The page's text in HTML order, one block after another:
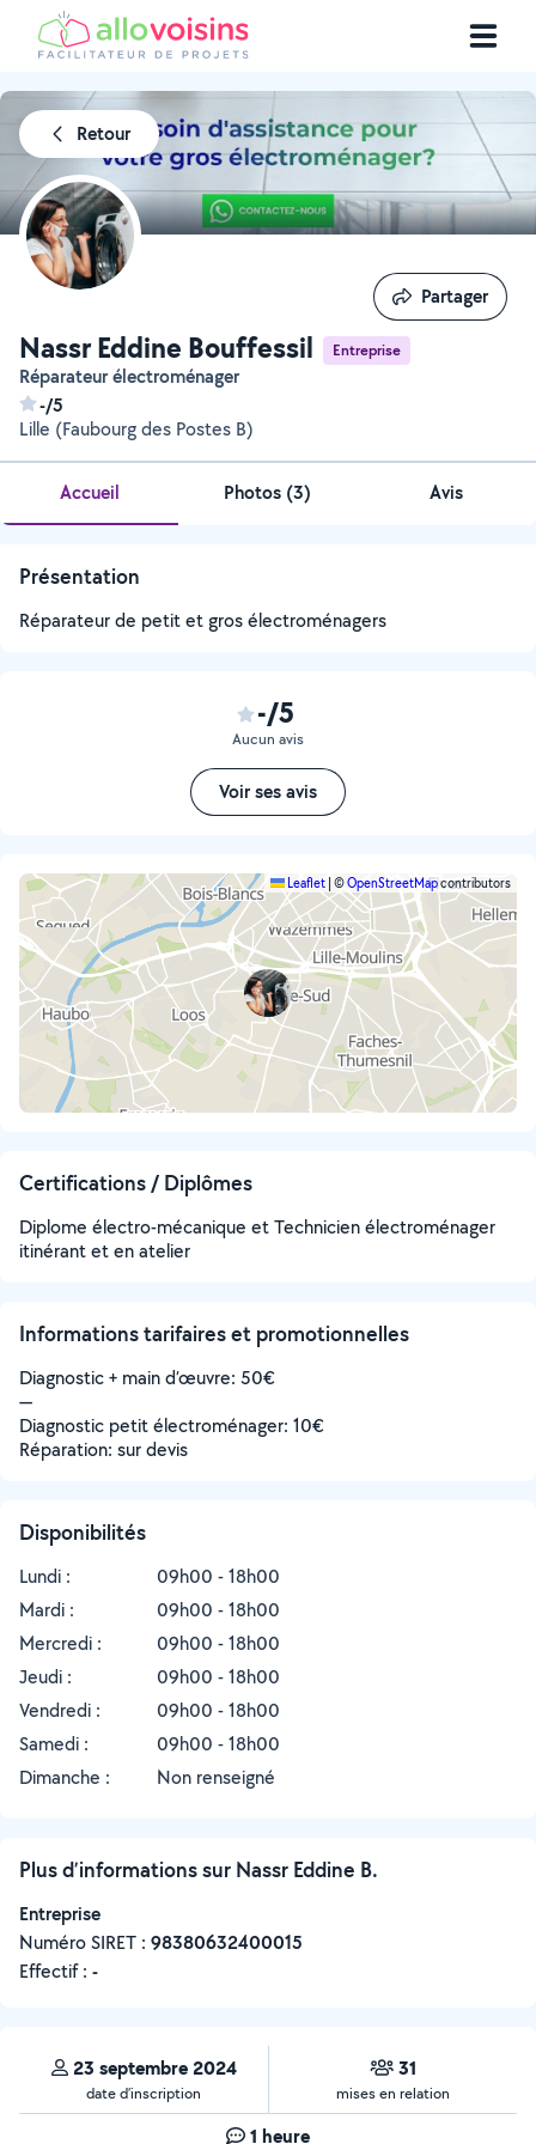
Retour
Nassr Eddine Bouffessil Entreprise
Réparateur électroménager
-/5
Lille (Faubourg des Postes B)
Partager
Partager
Accueil Photos (3) Avis
Présentation
Réparateur de petit et gros électroménagers
-/5
Aucun avis
Voir ses avis
Leaflet ©OpenStreetMapcontributors
Certifications / Diplômes
Diplome électro-mécanique et Technicien électroménager
itinérant et en atelier
Informations tarifaires et promotionnelles
Diagnostic + main d’œuvre: 50€
—
Diagnostic petit électroménager: 10€
Réparation: sur devis
Disponibilités
Lundi :
09h00 - 18h00
Mardi :
09h00 - 18h00
Mercredi :
09h00 - 18h00
Jeudi :
09h00 - 18h00
Vendredi :
09h00 - 18h00
Samedi :
09h00 - 18h00
Dimanche :
Non renseigné
Plus d’informations sur Nassr Eddine B.
Entreprise
Numéro SIRET : ‍98380632400015
Effectif : -
23 septembre 2024
date d’inscription
31
mises en relation
1 heure